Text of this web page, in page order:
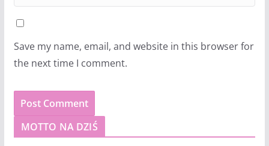
Save my name, email, and website in this browser for
the next time I comment.
MOTTO NA DZIŚ